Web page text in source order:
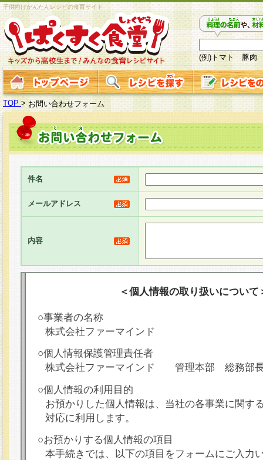
子供向けかんたんレシピの食育サイト
(例)トマト 豚肉
TOP > お問い合わせフォーム
件名
メールアドレス
内容
＜個人情報の取り扱いについて
○事業者の名称
株式会社ファーマインド
○個人情報保護管理責任者
株式会社ファーマインド 管理本部 総務部
○個人情報の利用目的
お預かりした個人情報は、当社の各事業に関す
対応に利用します。
○お預かりする個人情報の項目
本手続きでは、以下の項目をフォームにご入力